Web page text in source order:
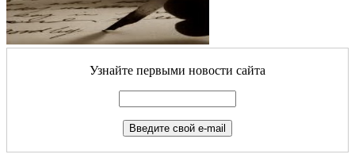
Узнайте первыми новости сайта